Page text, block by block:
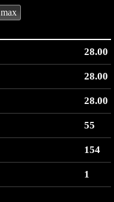
max
28.00
28.00
28.00
55
154
1